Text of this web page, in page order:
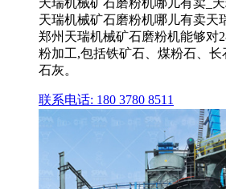
天瑞机械矿石磨粉机哪儿有卖_
天瑞机械矿石磨粉机哪儿有卖天
郑州天瑞机械矿石磨粉机能够对
粉加工,包括铁矿石、煤粉石、长
石灰。
联系电话: 180 3780 8511